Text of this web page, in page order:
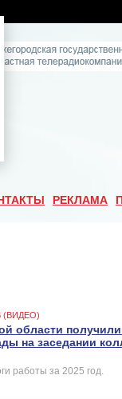
РЕКЛАМА
(ВИДЕО)
области
на заседании
работы за 2025 год.